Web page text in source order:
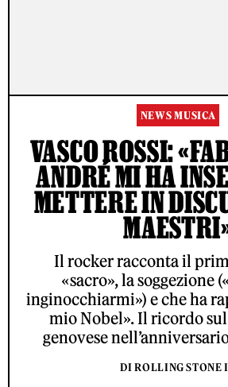
NEWS MUSICA
VASCO ROSSI:
ANDRÉ MI HA
METTERE IN
Il rocker racconta il
«sacro», la soggezione
inginocchiarmi») e che ha
mio Nobel». Il ricordo
genovese
DI ROLLING STONE